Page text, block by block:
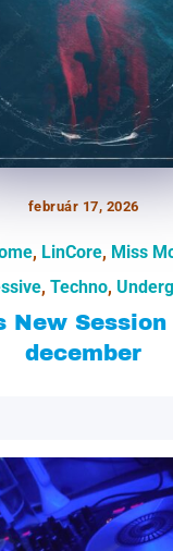
február 17, 2026
, LinCore, Miss
, Techno,
New Session
december